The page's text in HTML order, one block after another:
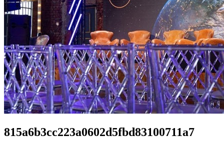
815a6b3cc223a0602d5fbd83100711a7